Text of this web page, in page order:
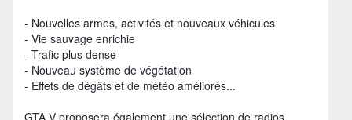
- Nouvelles armes, activités et nouveaux véhicules
- Vie sauvage enrichie
- Trafic plus dense
- Nouveau système de végétation
- Effets de dégâts et de météo améliorés...
GTA V proposera également une sélection de radios